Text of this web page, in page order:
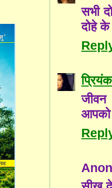
सभी
दोहे के
आपको